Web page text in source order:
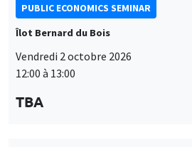
PUBLIC ECONOMICS SEMINAR
Îlot Bernard du Bois
Vendredi 2 octobre 2026
12:00 à 13:00
TBA